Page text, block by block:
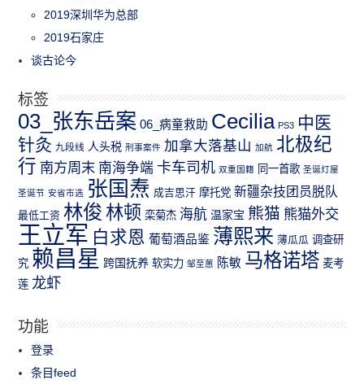
2019深圳华为总部
2019石家庄
谈古论今
标签
03_张东岳案 06_病童救助 Cecilia PS3 中医
针灸 九段线 人头税 刑事案件 加拿大落基山 加航 北极纪
行 南方周末 南海争端 卡车司机 双重国籍 同一首歌 圣诞灯屋
圣诞节 安省市选 张国焘 成吉思汗 摩托党 新疆杂技团员脱队
最低工资 林俊 林顿 栾菊杰 海航 温家宝 熊猫 熊猫外交
王立军 白求恩 葡萄酒品鉴 薄熙来 薄瓜瓜 调查研
究 赖昌星 跨国抚养 软实力 邹至蕙 陈敏 马格诺塔 麦考
莲 龙虾
功能
登录
条目feed